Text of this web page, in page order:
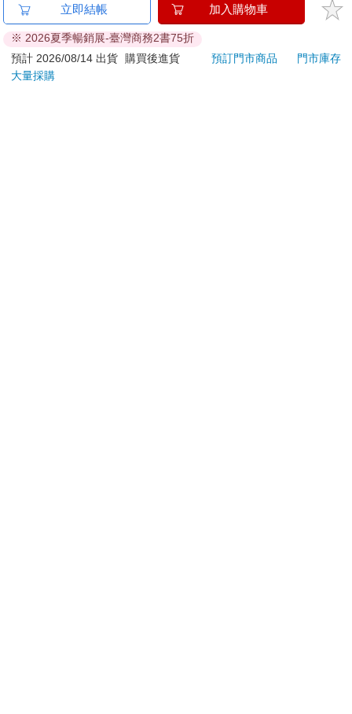
金石堂及銀行均不會請您操作ATM! 如接獲電話要求您前往
ATM提款機，請不要聽從指示，以免受騙上當！
退換貨須知：
**提醒您，鑑賞期不等於試用期，退回商品須為全新狀態**
立即結帳 加入購物車
※ 2026夏季暢銷展-臺灣商務2書75折
預計 2026/08/14 出貨
購買後進貨 預訂門市商品
門市庫存
大量採購